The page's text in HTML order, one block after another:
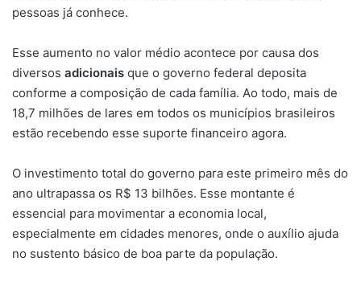
pessoas já conhece.
Esse aumento no valor médio acontece por causa dos
diversos adicionais que o governo federal deposita
conforme a composição de cada família. Ao todo, mais de
18,7 milhões de lares em todos os municípios brasileiros
estão recebendo esse suporte financeiro agora.
O investimento total do governo para este primeiro mês do
ano ultrapassa os R$ 13 bilhões. Esse montante é
essencial para movimentar a economia local,
especialmente em cidades menores, onde o auxílio ajuda
no sustento básico de boa parte da população.